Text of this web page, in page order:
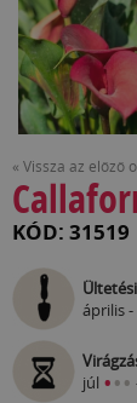
« Vissza az előző
KÓD: 31519
április
júl •••